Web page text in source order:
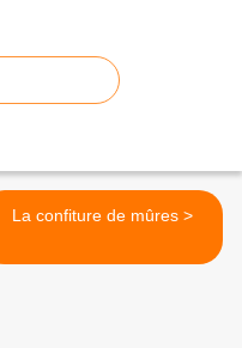
La confiture de mûres >